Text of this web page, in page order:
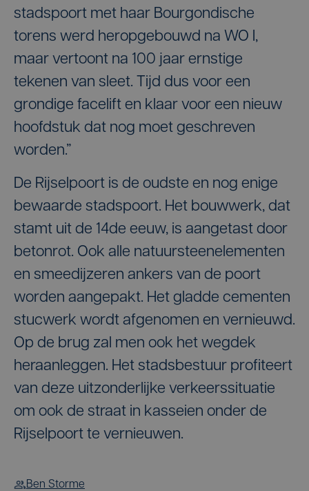
stadspoort met haar Bourgondische
torens werd heropgebouwd na WO I,
maar vertoont na 100 jaar ernstige
tekenen van sleet. Tijd dus voor een
grondige facelift en klaar voor een nieuw
hoofdstuk dat nog moet geschreven
worden.”
De Rijselpoort is de oudste en nog enige
bewaarde stadspoort. Het bouwwerk, dat
stamt uit de 14de eeuw, is aangetast door
betonrot. Ook alle natuursteenelementen
en smeedijzeren ankers van de poort
worden aangepakt. Het gladde cementen
stucwerk wordt afgenomen en vernieuwd.
Op de brug zal men ook het wegdek
heraanleggen. Het stadsbestuur profiteert
van deze uitzonderlijke verkeerssituatie
om ook de straat in kasseien onder de
Rijselpoort te vernieuwen.
Ben Storme